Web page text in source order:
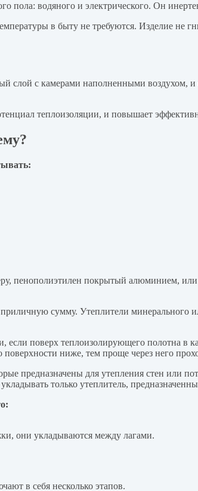
водяного и электрического. Он
в быту не требуются. Изделие не
с камерами наполненными воздухом,
теплоизоляции, и повышает
пенополиэтилен покрытый алюминием,
сумму. Утеплители минерального
поверх теплоизолирующего полотна в
ниже, тем проще через него
предназначены для утепления стен или
только утеплитель,
они укладываются между лагами.
в себя несколько этапов.